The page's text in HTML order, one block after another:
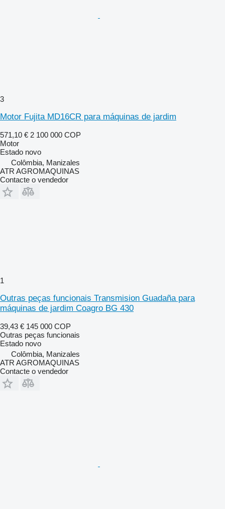
3
Motor Fujita MD16CR para máquinas de jardim
571,10 € 2 100 000 COP
Motor
Estado novo
Colômbia, Manizales
ATR AGROMAQUINAS
Contacte o vendedor
1
Outras peças funcionais Transmision Guadaña para
máquinas de jardim Coagro BG 430
39,43 € 145 000 COP
Outras peças funcionais
Estado novo
Colômbia, Manizales
ATR AGROMAQUINAS
Contacte o vendedor